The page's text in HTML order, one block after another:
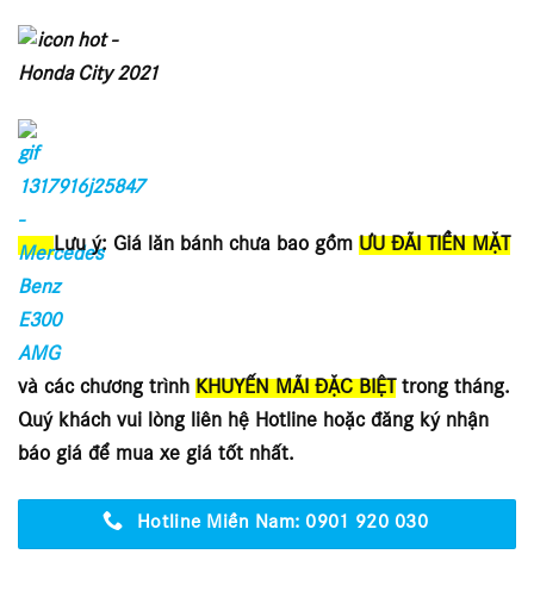
Lưu ý: Giá lăn bánh chưa bao gồm ƯU ĐÃI TIỀN MẶT
và các chương trình KHUYẾN MÃI ĐẶC BIỆT
trong tháng.
Quý khách vui lòng liên hệ Hotline hoặc đăng ký nhận
báo giá để mua xe giá tốt nhất.
Hotline Miền Nam: 0901 920 030